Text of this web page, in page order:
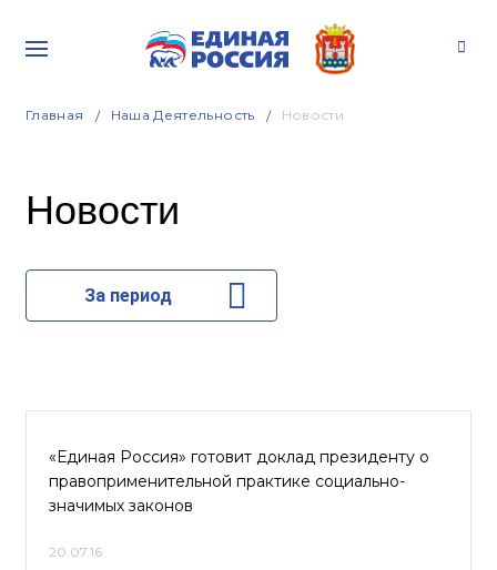
Главная Наша Деятельность Новости
Новости
За период
«Единая Россия» готовит доклад президенту о
правоприменительной практике социально-
значимых законов
20.07.16